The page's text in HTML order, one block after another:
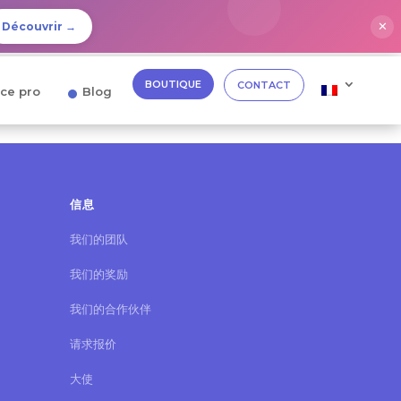
Découvrir → ✕
pro Blog BOUTIQUE CONTACT
信息
我们的团队
我们的奖励
我们的合作伙伴
请求报价
大使